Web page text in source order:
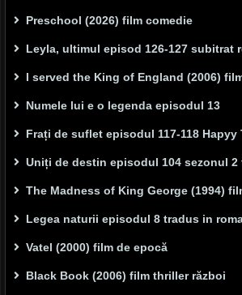
Preschool (2026) film comedie
Leyla, ultimul episod 126-127 subitrat
I served the King of England (2006)
Numele lui e o legenda episodul 13
Frați de suflet episodul 117-118 Hapyy
Uniți de destin episodul 104 sezonul 2
The Madness of King George (1994)
Legea naturii episodul 8 tradus in
Vatel (2000) film de epocă
Black Book (2006) film thriller război